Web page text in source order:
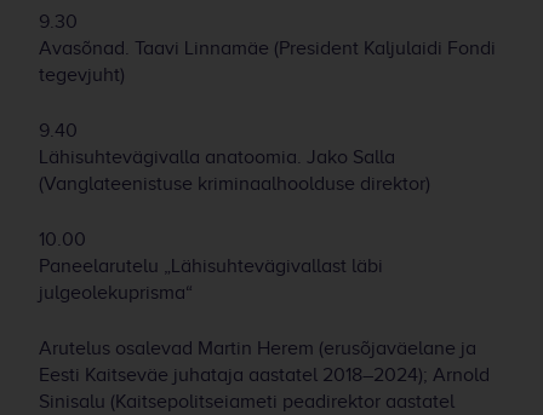
9.30
Avasõnad. Taavi Linnamäe (President Kaljulaidi Fondi
tegevjuht)
9.40
Lähisuhtevägivalla anatoomia. Jako Salla
(Vanglateenistuse kriminaalhoolduse direktor)
10.00
Paneelarutelu „Lähisuhtevägivallast läbi
julgeolekuprisma“
Arutelus osalevad Martin Herem (erusõjaväelane ja
Eesti Kaitseväe juhataja aastatel 2018–2024); Arnold
Sinisalu (Kaitsepolitseiameti peadirektor aastatel